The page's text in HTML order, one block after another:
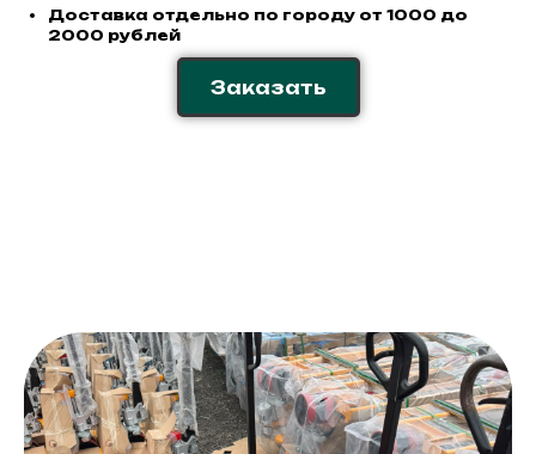
Доставка отдельно по городу от 1000 до
2000 рублей
Заказать